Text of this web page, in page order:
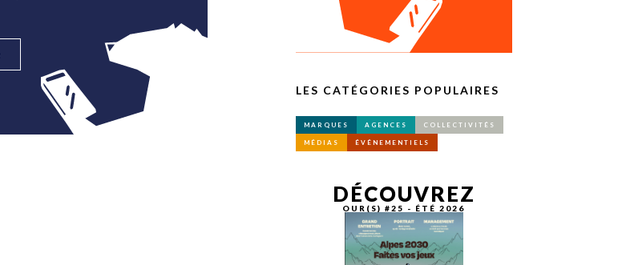
LES CATÉGORIES POPULAIRES
MARQUES AGENCES COLLECTIVITÉS
MÉDIAS ÉVÉNEMENTIELS
DÉCOUVREZ
OUR(S) #25 - ÉTÉ 2026